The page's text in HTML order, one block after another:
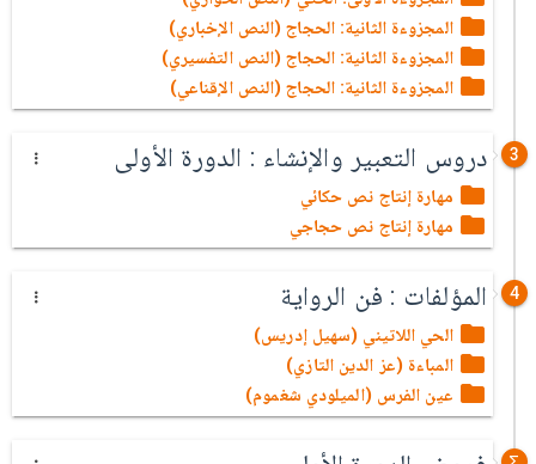
المجزوءة الثانية: الحجاج (النص الإخباري)
المجزوءة الثانية: الحجاج (النص التفسيري)
المجزوءة الثانية: الحجاج (النص الإقناعي)
3 دروس التعبير والإنشاء : الدورة الأولى
مهارة إنتاج نص حكائي
مهارة إنتاج نص حجاجي
4 المؤلفات : فن الرواية
الحي اللاتيني (سهيل إدريس)
المباءة (عز الدين التازي)
عين الفرس (الميلودي شغموم)